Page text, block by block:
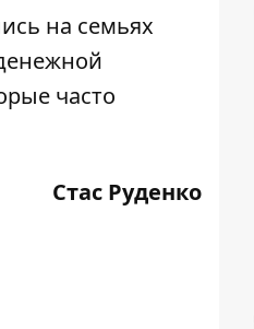
на семьях
часто
Стас Руденко